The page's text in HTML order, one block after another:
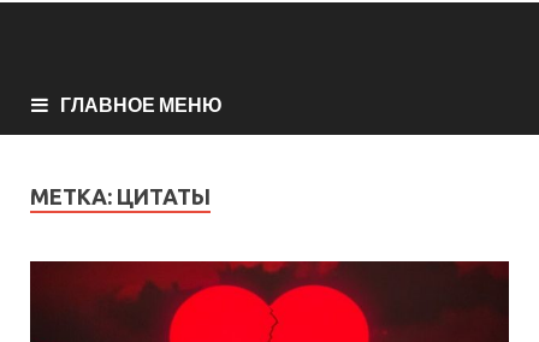
ГЛАВНОЕ МЕНЮ
МЕТКА: ЦИТАТЫ